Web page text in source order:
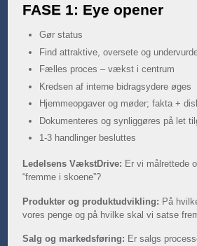
FASE 1: Eye opener
Gør status
Find attraktive, oversete og
Fælles proces – vækst i centrum
Kredsen af interne bidragsydere
Hjemmeopgaver og møder; fakta +
Dokumenteres og synliggøres på let
1-3 handlinger besluttes
Ledelsens VækstDrive: Er vi målrettede
“fremme i skoene”?
Produkter og produktudvikling: På
vores penge og på hvilke skal vi satse
Salg og markedsføring: Er salgs